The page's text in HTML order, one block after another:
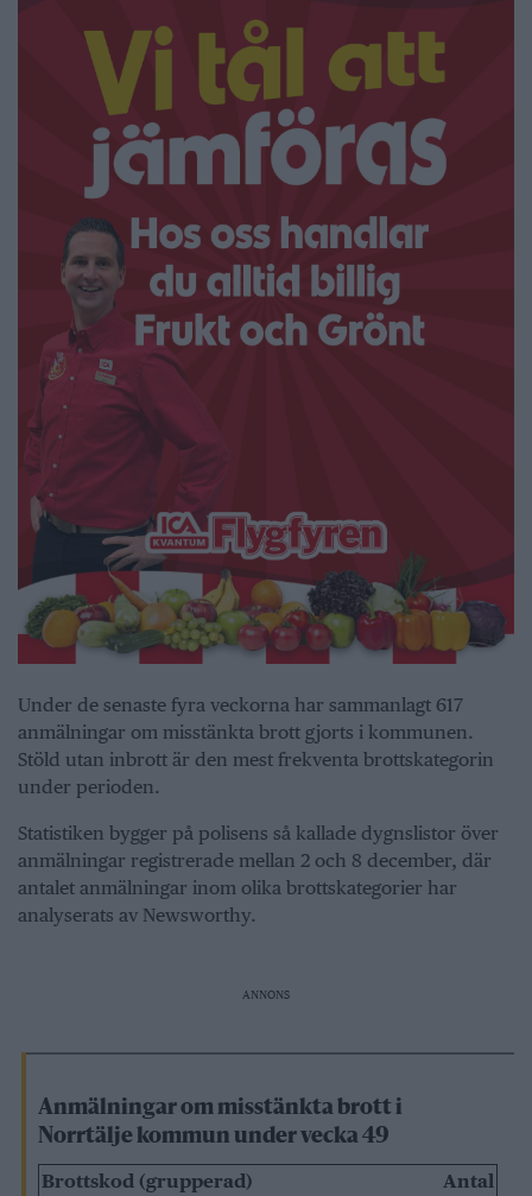
Under de senaste fyra veckorna har sammanlagt 617
anmälningar om misstänkta brott gjorts i kommunen.
Stöld utan inbrott är den mest frekventa brottskategorin
under perioden.
Statistiken bygger på polisens så kallade dygnslistor över
anmälningar registrerade mellan 2 och 8 december, där
antalet anmälningar inom olika brottskategorier har
analyserats av Newsworthy.
ANNONS
Anmälningar om misstänkta brott i
Norrtälje kommun under vecka 49
Brottskod (grupperad) Antal